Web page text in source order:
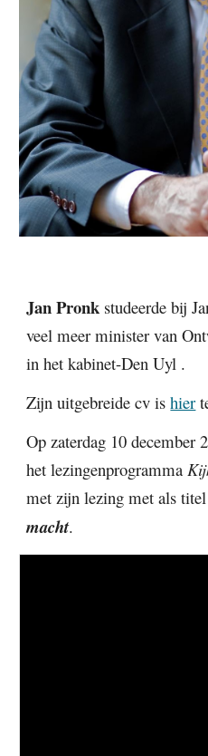
Jan Pronk studeerde bij
veel meer minister van
in het kabinet-Den Uyl .
Zijn uitgebreide cv is hier
Op zaterdag 10 december
het lezingenprogramma
met zijn lezing met als
macht.